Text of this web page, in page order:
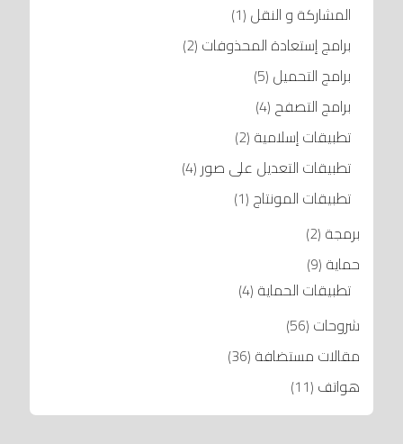
المشاركة و النقل (1)
برامج إستعادة المحذوفات (2)
برامج التحميل (5)
برامج التصفح (4)
تطبيقات إسلامية (2)
تطبيقات التعديل على صور (4)
تطبيقات المونتاج (1)
برمجة (2)
حماية (9)
تطبيقات الحماية (4)
شروحات (56)
مقالات مستضافة (36)
هواتف (11)